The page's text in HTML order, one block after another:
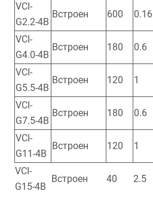
VCI-
G2.2-4B
Встроен 600 0.16
VCI-
G4.0-4B
Встроен 180 0.6
VCI-
G5.5-4B
Встроен 120 1
VCI-
G7.5-4B
Встроен 180 0.6
VCI-
G11-4B
Встроен 120 1
VCI-
G15-4B
Встроен 40 2.5